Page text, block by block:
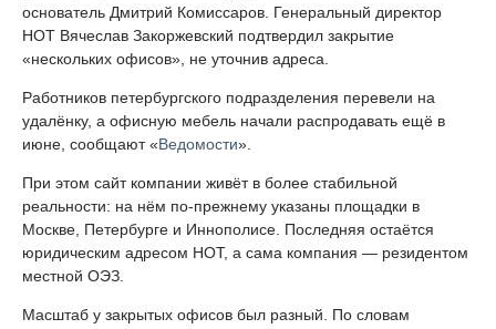
основатель Дмитрий Комиссаров. Генеральный директор
НОТ Вячеслав Закоржевский подтвердил закрытие
«нескольких офисов», не уточнив адреса.
Работников петербургского подразделения перевели на
удалёнку, а офисную мебель начали распродавать ещё в
июне, сообщают «Ведомости».
При этом сайт компании живёт в более стабильной
реальности: на нём по-прежнему указаны площадки в
Москве, Петербурге и Иннополисе. Последняя остаётся
юридическим адресом НОТ, а сама компания — резидентом
местной ОЭЗ.
Масштаб у закрытых офисов был разный. По словам